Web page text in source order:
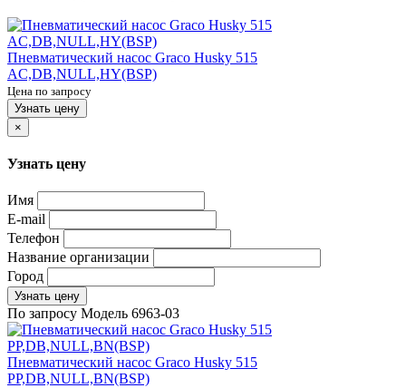
Пневматический насос Graco Husky 515
AC,DB,NULL,HY(BSP)
Цена по запросу
Узнать цену
×
Узнать цену
Имя
E-mail
Телефон
Название организации
Город
Узнать цену
По запросу Модель 6963-03
Пневматический насос Graco Husky 515
PP,DB,NULL,BN(BSP)